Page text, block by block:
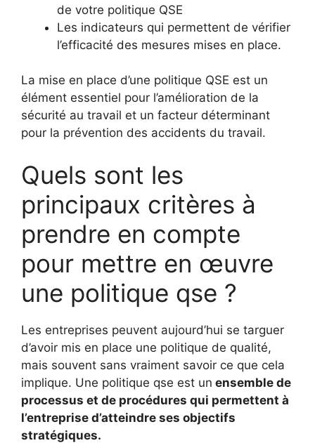
de votre politique QSE
Les indicateurs qui permettent de vérifier
l’efficacité des mesures mises en place.
La mise en place d’une politique QSE est un
élément essentiel pour l’amélioration de la
sécurité au travail et un facteur déterminant
pour la prévention des accidents du travail.
Quels sont les
principaux critères à
prendre en compte
pour mettre en œuvre
une politique qse ?
Les entreprises peuvent aujourd’hui se targuer
d’avoir mis en place une politique de qualité,
mais souvent sans vraiment savoir ce que cela
implique. Une politique qse est un ensemble de
processus et de procédures qui permettent à
l’entreprise d’atteindre ses objectifs
stratégiques.